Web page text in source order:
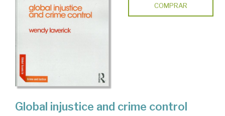
COMPRAR
Global injustice and crime control